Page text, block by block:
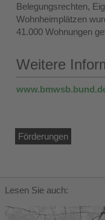
Belegungsrechten,
Wohnheimplätzen
41.000 Wohnungen
Weitere
Förderungen
Lesen Sie auch: